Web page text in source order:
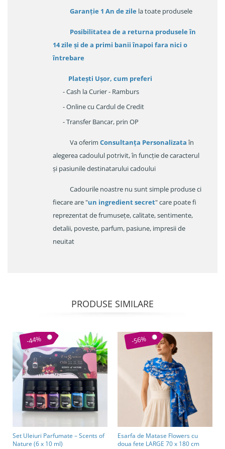
Garanție 1 An de zile la toate produsele
Posibilitatea de a returna produsele în
14 zileși de a primi banii înapoi fara nici o
întrebare
Platești Ușor, cum preferi
- Cash la Curier - Ramburs
- Online cu Cardul de Credit
- Transfer Bancar, prin OP
Va oferim Consultanța Personalizataîn
alegerea cadoulul potrivit, în funcție de caracterul
și pasiunile destinatarului cadoului
Cadourile noastre nu sunt simple produse ci
fiecare are "un ingredient secret" care poate fi
reprezentat de frumusețe, calitate, sentimente,
detalii, poveste, parfum, pasiune, impresii de
neuitat
PRODUSE SIMILARE
-44%
Set Uleiuri Parfumate – Scents of
Nature (6 x 10 ml)
-56%
Esarfa de Matase Flowers cu
doua fete LARGE 70 x 180 cm